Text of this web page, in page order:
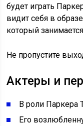
будет играть
видит себя в
который
Не пропустите
Актеры и
В роли Паркера
Его